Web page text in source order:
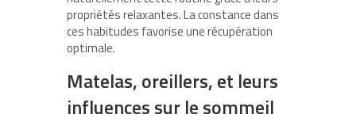
propriétés relaxantes. La constance dans
ces habitudes favorise une récupération
optimale.
Matelas, oreillers, et leurs
influences sur le sommeil